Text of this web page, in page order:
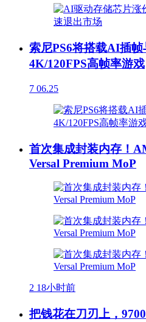
索尼PS6将搭载AI插
4K/120FPS高帧率游戏
7 06.25
首次集成封装内存！
Versal Premium MoP
2 18小时前
把钱花在刀刃上，